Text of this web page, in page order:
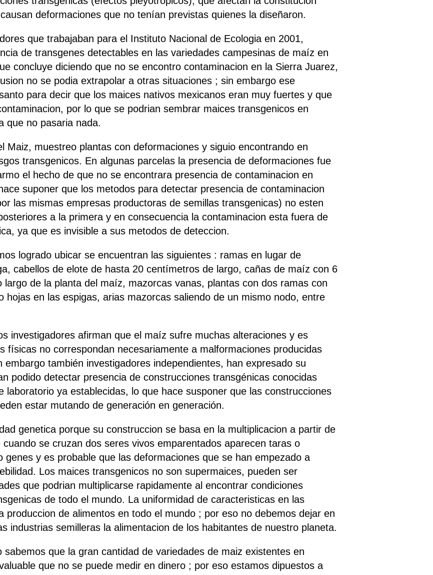
deformaciones que no tenían previstas quienes la diseñaron.
que trabajaban para el Instituto Nacional de Ecologia en 2001,
de transgenes detectables en las variedades campesinas de maíz en
concluye diciendo que no se encontro contaminacion en la Sierra Juarez,
no se podia extrapolar a otras situaciones ; sin embargo ese
para decir que los maices nativos mexicanos eran muy fuertes y que
por lo que se podrian sembrar maices transgenicos en
que no pasaria nada.
Maiz, muestreo plantas con deformaciones y siguio encontrando en
transgenicos. En algunas parcelas la presencia de deformaciones fue
el hecho de que no se encontrara presencia de contaminacion en
suponer que los metodos para detectar presencia de contaminacion
las mismas empresas productoras de semillas transgenicas) no esten
a la primera y en consecuencia la contaminacion esta fuera de
ya que es invisible a sus metodos de deteccion.
logrado ubicar se encuentran las siguientes : ramas en lugar de
cabellos de elote de hasta 20 centímetros de largo, cañas de maíz con 6
de la planta del maíz, mazorcas vanas, plantas con dos ramas con
hojas en las espigas, arias mazorcas saliendo de un mismo nodo, entre
investigadores afirman que el maíz sufre muchas alteraciones y es
físicas no correspondan necesariamente a malformaciones producidas
también investigadores independientes, han expresado su
podido detectar presencia de construcciones transgénicas conocidas
laboratorio ya establecidas, lo que hace susponer que las construcciones
estar mutando de generación en generación.
genetica porque su construccion se basa en la multiplicacion a partir de
se cruzan dos seres vivos emparentados aparecen taras o
genes y es probable que las deformaciones que se han empezado a
Los maices transgenicos no son supermaices, pueden ser
que podrian multiplicarse rapidamente al encontrar condiciones
de todo el mundo. La uniformidad de caracteristicas en las
produccion de alimentos en todo el mundo ; por eso no debemos dejar en
industrias semilleras la alimentacion de los habitantes de nuestro planeta.
sabemos que la gran cantidad de variedades de maiz existentes en
que no se puede medir en dinero ; por eso estamos dipuestos a